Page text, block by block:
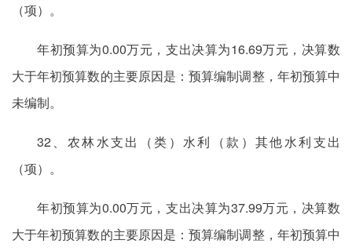
（项）。
年初预算为0.00万元，支出决算为16.69万元，决算数
大于年初预算数的主要原因是：预算编制调整，年初预算中
未编制。
32、农林水支出（类）水利（款）其他水利支出
（项）。
年初预算为0.00万元，支出决算为37.99万元，决算数
大于年初预算数的主要原因是：预算编制调整，年初预算中